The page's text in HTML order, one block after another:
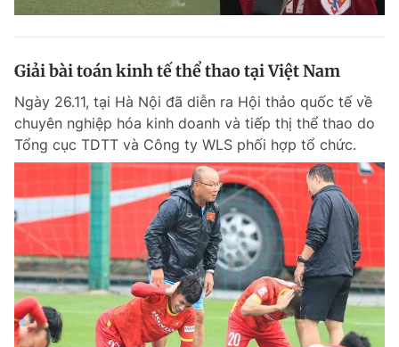
Giải bài toán kinh tế thể thao tại Việt Nam
Ngày 26.11, tại Hà Nội đã diễn ra Hội thảo quốc tế về
chuyên nghiệp hóa kinh doanh và tiếp thị thể thao do
Tổng cục TDTT và Công ty WLS phối hợp tổ chức.